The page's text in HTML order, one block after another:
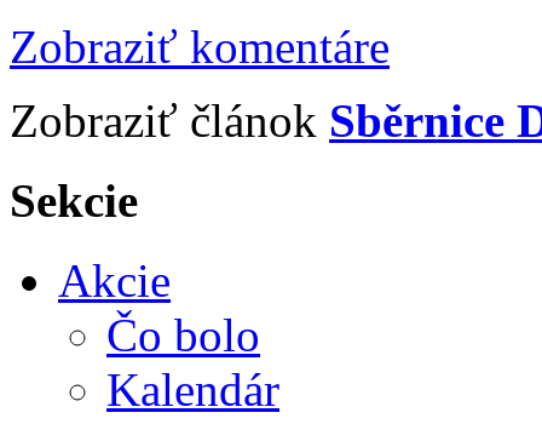
Zobraziť komentáre
Zobraziť článok Sběrnice
Sekcie
Akcie
Čo bolo
Kalendár